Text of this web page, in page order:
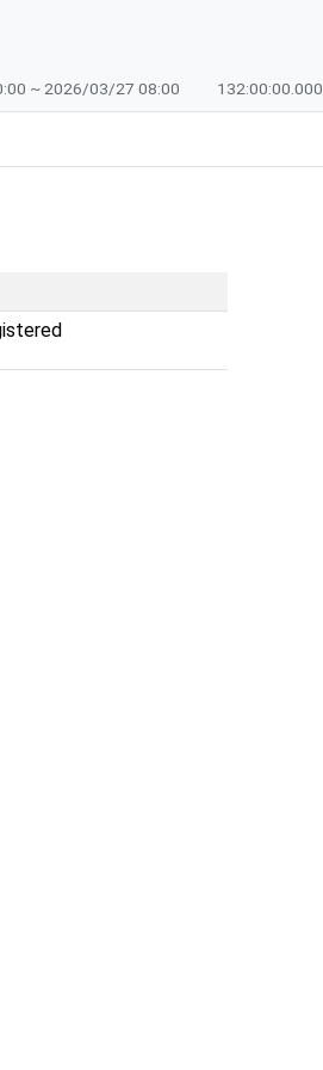
~ 2026/03/27 08:00 132:00:00.000